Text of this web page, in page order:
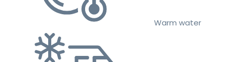
Warm water